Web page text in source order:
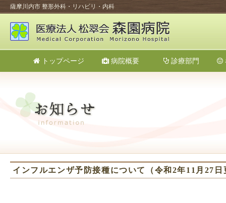
薩摩川内市 整形外科・リハビリ・内科
トップページ 病院概要 診療部門
インフルエンザ予防接種について（令和2年11月27日